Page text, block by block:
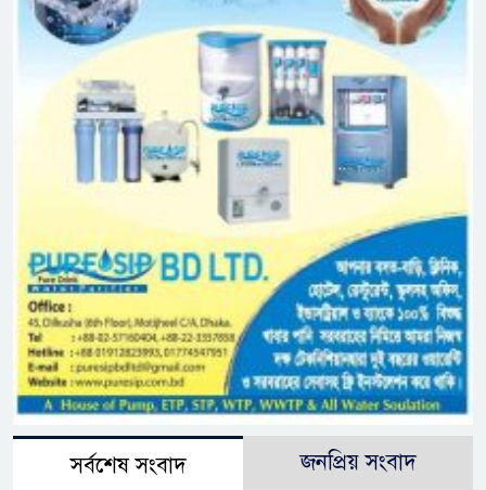
সর্বশেষ সংবাদ জনপ্রিয় সংবাদ